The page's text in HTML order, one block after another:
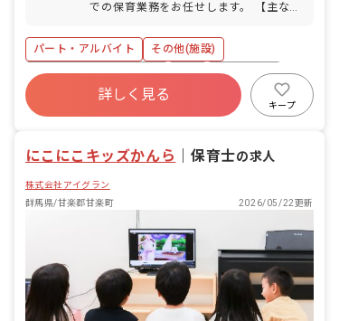
での保育業務をお任せします。 【主な仕
入れ、健康観察(検温・顔色・機嫌の確
認) ・体調に合わせた個別の遊びや過ご
し方のサポート ・食事、水分補給、必要
に応じた与薬のサポート ・午睡時の容態
観察、保育日誌・記録の記入 ・保護者へ
パート・アルバイト
その他(施設)
寮・住宅・家賃補助あり
有給
残業少なめ
産休育休制度
車通勤可
詳しく見る
キープ
にこにこキッズかんら ｜保育士の求人
株式会社アイグラン
群馬県/甘楽郡甘楽町
2026/05/22更新